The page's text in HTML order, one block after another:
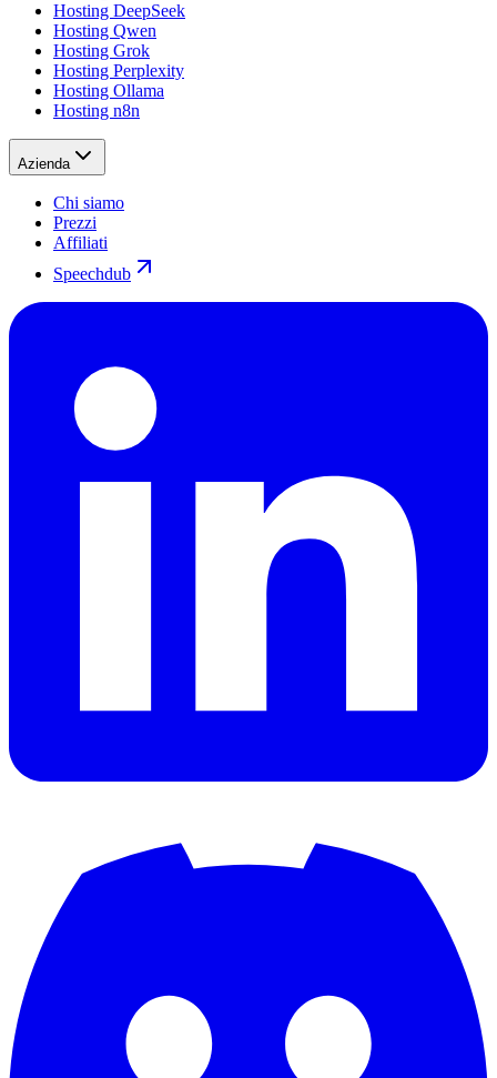
Hosting DeepSeek
Hosting Qwen
Hosting Grok
Hosting Perplexity
Hosting Ollama
Hosting n8n
Azienda
Chi siamo
Prezzi
Affiliati
Speechdub